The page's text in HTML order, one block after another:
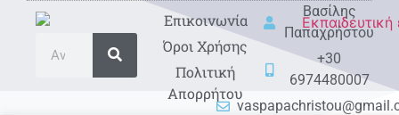
Eπικοινωνία
Όροι Χρήσης
Πολιτική
Απορρήτου
Βασίλης
Παπαχρήστου
+30
6974480007